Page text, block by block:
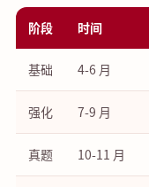
阶段 时间
基础 4-6 月
强化 7-9 月
真题 10-11 月